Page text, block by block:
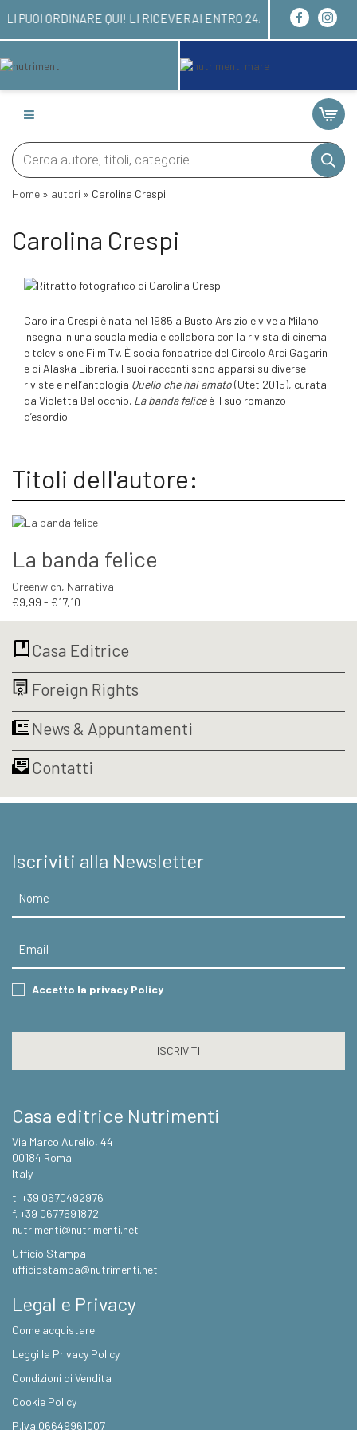
LI PUOI ORDINARE QUI! LI RICEVERAI
Products
search
Home » autori » Carolina Crespi
Carolina Crespi
Carolina Crespi è nata nel 1985 a Busto Arsizio e vive a Milano.
Insegna in una scuola media e collabora con la rivista di cinema
e televisione Film Tv. È socia fondatrice del Circolo Arci Gagarin
e di Alaska Libreria. I suoi racconti sono apparsi su diverse
riviste e nell’antologia Quello che hai amato(Utet 2015), curata
da Violetta Bellocchio. La banda feliceè il suo romanzo
d’esordio.
Titoli dell'autore:
La banda felice
Greenwich, Narrativa
€9,99 - €17,10
da
€17,10
Casa Editrice
Foreign Rights
News & Appuntamenti
Contatti
Iscriviti alla Newsletter
Consent
Accetto la privacy Policy
Casa editrice Nutrimenti
Via Marco Aurelio, 44
00184 Roma
Italy
t. +39 0670492976
f. +39 0677591872
nutrimenti@nutrimenti.net
Ufficio Stampa:
ufficiostampa@nutrimenti.net
Legal e Privacy
Come acquistare
Leggi la Privacy Policy
Condizioni di Vendita
Cookie Policy
P.Iva 06649961007